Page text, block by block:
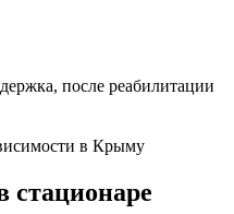
после реабилитации
стационаре